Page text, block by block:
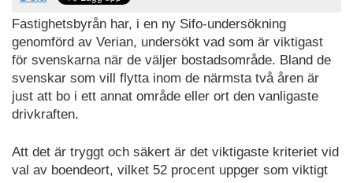
Fastighetsbyrån har, i en ny Sifo-undersökning
genomförd av Verian, undersökt vad som är viktigast
för svenskarna när de väljer bostadsområde. Bland de
svenskar som vill flytta inom de närmsta två åren är
just att bo i ett annat område eller ort den vanligaste
drivkraften.
Att det är tryggt och säkert är det viktigaste kriteriet vid
val av boendeort, vilket 52 procent uppger som viktigt